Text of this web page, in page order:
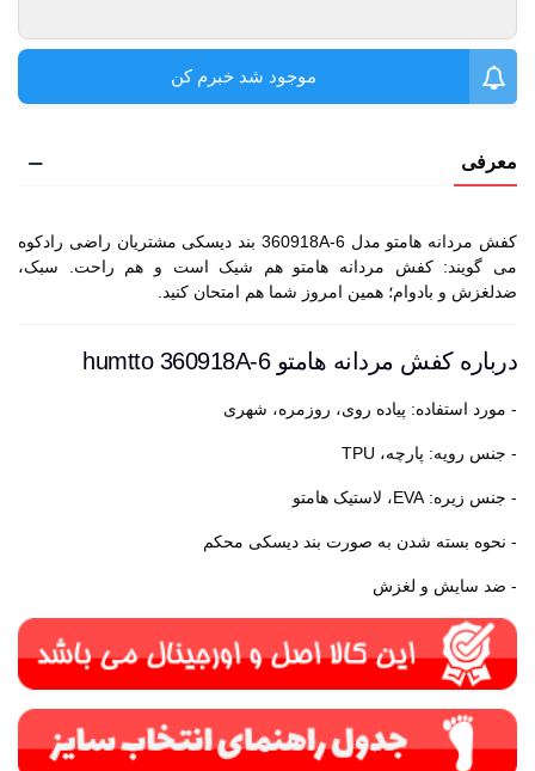
موجود شد خبرم کن
معرفی
کفش مردانه هامتو مدل 360918A-6 بند دیسکی مشتریان راضی رادکوه
می گویند: کفش مردانه هامتو هم شیک است و هم راحت. سبک،
ضدلغزش و بادوام؛ همین امروز شما هم امتحان کنید.
درباره کفش مردانه هامتو humtto 360918A-6
- مورد استفاده: پیاده روی، روزمره، شهری
- جنس رویه: پارچه، TPU
- جنس زیره: EVA، لاستیک هامتو
- نحوه بسته شدن به صورت بند دیسکی محکم
- ضد سایش و لغزش